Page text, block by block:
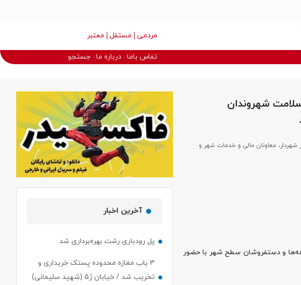
مردمی مستقل معتبر
تماس باما درباره ما جستجو
شهروندان
معاونان مالی و خدمات شهر و
و دستفروشان سطح شهر با حضور
آخرین اخبار
پل رودباری رشت بهره‌برداری شد
۳ باب مغازه محدوده پستک خریداری و
تخریب شد / خیابان ژ۵ (شهید سلیمانی)